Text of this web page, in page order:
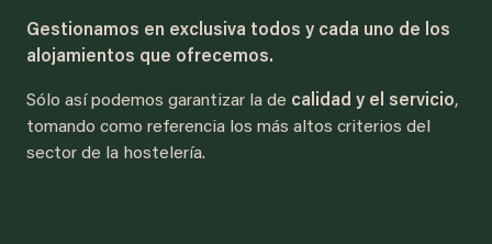
Gestionamos en exclusiva todos y cada uno de los
alojamientos que ofrecemos.
Sólo así podemos garantizar la de calidad y el servicio,
tomando como referencia los más altos criterios del
sector de la hostelería.